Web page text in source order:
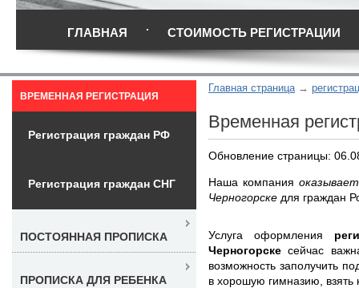
ГЛАВНАЯ СТОИМОСТЬ РЕГИСТРАЦИИ
Главная страница
Временная
Обновление страницы:
Наша компания
Черногорске для граждан
Услуга оформления
Черногорскесейчас
возможность заполучить
в хорошую гимназию,
ВРЕМЕННАЯ РЕГИСТРАЦИЯ
Регистрация граждан РФ
Регистрация граждан СНГ
ПОСТОЯННАЯ ПРОПИСКА
ПРОПИСКА ДЛЯ РЕБЕНКА